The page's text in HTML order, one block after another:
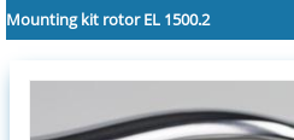
Mounting kit rotor EL 1500.2